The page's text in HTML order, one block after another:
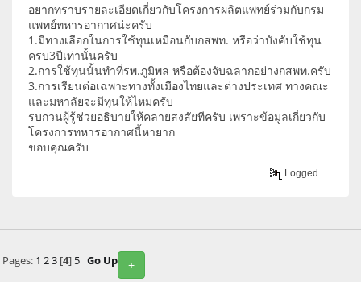
อยากทราบรายละเอียดเกี่ยวกับโครงการผลิตแพทย์ร่วมกับกรม
แพทย์ทหารอากาศน่ะครับ
1.มีทางเลือกในการใช้ทุนเหมือนกับกสพท. หรือว่าบังคับใช้ทุน
ครบ3ปีเท่านั้นครับ
2.การใช้ทุนนั้นทําที่รพ.ภูมิพล หรือต้องจับฉลากอย่างกสพท.ครับ
3.การเรียนต่อเฉพาะทางทั้งเมืองไทยและต่างประเทศ ทางคณะ
และมหาลัยจะมีทุนให้ไหมครับ
รบกวนผู้รู้ช่วยอธิบายให้คลายสงสัยทีครับ เพราะข้อมูลเกี่ยวกับ
โครงการทหารอากาศนี้หายาก
ขอบคุณครับ
Logged
+
Pages: 1 2 3[4] 5 Go Up